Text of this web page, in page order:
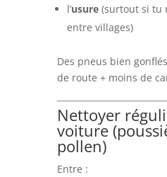
l’usure(surtout si tu
entre villages)
Des pneus bien
de route + moins de
Nettoyer
voiture
pollen)
Entre :